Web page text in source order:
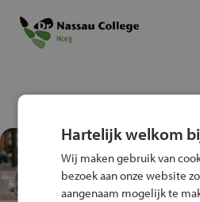
Test je
Fiets
Hartelijk welkom
Wij maken gebruik van
bezoek aan onze website
aangenaam mogelijk te